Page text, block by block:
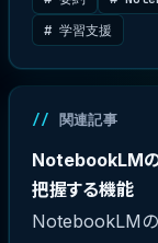
# 学習支援
関連記事
NotebookLM
把握する機能
NotebookLMの